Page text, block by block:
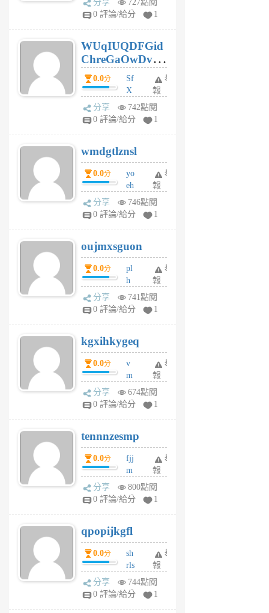
gl
個
月
前
分享
727點閱
0 評論/給分
1
WUqIUQDFGid
ChreGaOwDv
dY0.0分
Sf
X
Pe
Jc
R
P
m
v
A
V
個
月
前
舉
報
分享
742點閱
0 評論/給分
1
wmdgtlznsl
0.0分
yo
eh
ld
gy
個
月
前
舉
報
分享
746點閱
0 評論/給分
1
oujmxsguon
0.0分
pl
h
wi
w
6
個
月
前
舉
報
分享
741點閱
0 評論/給分
1
kgxihkygeq
0.0分
v
m
sg
sr
6
個
月
前
舉
報
分享
674點閱
0 評論/給分
1
tennnzesmp
0.0分
fjj
m
w
rs
6
個
月
前
舉
報
分享
800點閱
0 評論/給分
1
qpopijkgfl
0.0分
sh
rls
k
m
舉
報
分享
744點閱
0 評論/給分
1